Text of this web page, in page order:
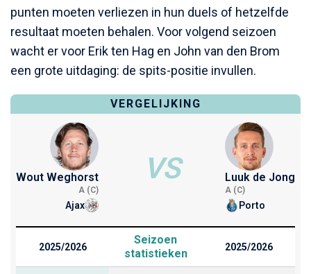
punten moeten verliezen in hun duels of hetzelfde
resultaat moeten behalen. Voor volgend seizoen
wacht er voor Erik ten Hag en John van den Brom
een grote uitdaging: de spits-positie invullen.
VERGELIJKING
Wout Weghorst
A (C)
Ajax
VS Luuk de Jong
A (C)
Porto
2025/2026
Seizoen
statistieken
2025/2026